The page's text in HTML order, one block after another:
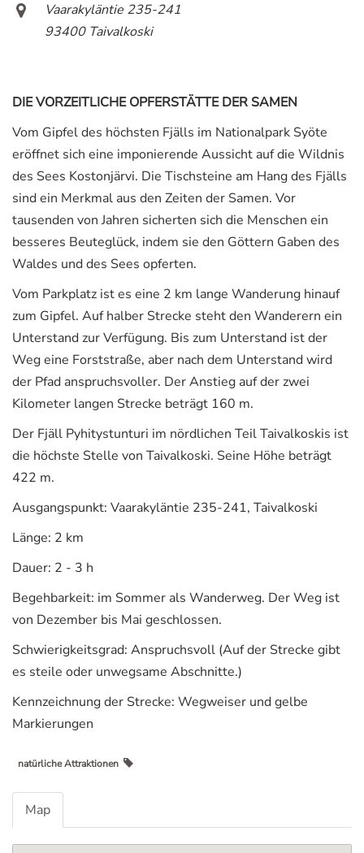
Vaarakyläntie 235-241
93400 Taivalkoski
DIE VORZEITLICHE OPFERSTÄTTE DER SAMEN
Vom Gipfel des höchsten Fjälls im Nationalpark Syöte
eröffnet sich eine imponierende Aussicht auf die Wildnis
des Sees Kostonjärvi. Die Tischsteine am Hang des Fjälls
sind ein Merkmal aus den Zeiten der Samen. Vor
tausenden von Jahren sicherten sich die Menschen ein
besseres Beuteglück, indem sie den Göttern Gaben des
Waldes und des Sees opferten.
Vom Parkplatz ist es eine 2 km lange Wanderung hinauf
zum Gipfel. Auf halber Strecke steht den Wanderern ein
Unterstand zur Verfügung. Bis zum Unterstand ist der
Weg eine Forststraße, aber nach dem Unterstand wird
der Pfad anspruchsvoller. Der Anstieg auf der zwei
Kilometer langen Strecke beträgt 160 m.
Der Fjäll Pyhitystunturi im nördlichen Teil Taivalkoskis ist
die höchste Stelle von Taivalkoski. Seine Höhe beträgt
422 m.
Ausgangspunkt: Vaarakyläntie 235-241, Taivalkoski
Länge: 2 km
Dauer: 2 - 3 h
Begehbarkeit: im Sommer als Wanderweg. Der Weg ist
von Dezember bis Mai geschlossen.
Schwierigkeitsgrad: Anspruchsvoll (Auf der Strecke gibt
es steile oder unwegsame Abschnitte.)
Kennzeichnung der Strecke: Wegweiser und gelbe
Markierungen
natürliche Attraktionen
Map